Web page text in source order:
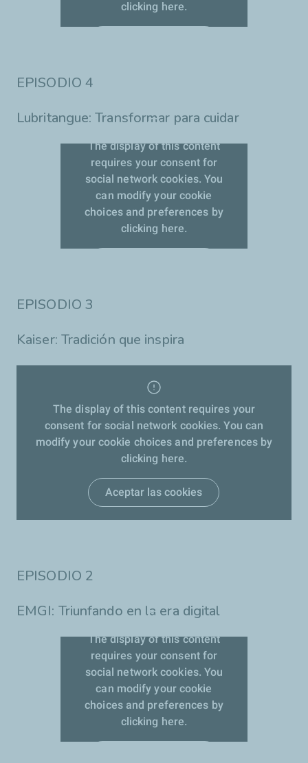
clicking here.
EPISODIO 4
Lubritangue: Transformar para cuidar
The display of this content
requires your consent for
social network cookies. You
can modify your cookie
choices and preferences by
clicking here.
EPISODIO 3
Kaiser: Tradición que inspira
The display of this content requires your
consent for social network cookies. You can
modify your cookie choices and preferences by
clicking here.
Aceptar las cookies
EPISODIO 2
EMGI: Triunfando en la era digital
The display of this content
requires your consent for
social network cookies. You
can modify your cookie
choices and preferences by
clicking here.